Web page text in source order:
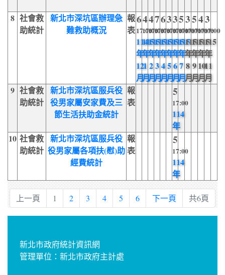
8 社會救
助統計
新北市深坑區辦理急
難救助概況
報
表
6
17:00
114
年
12
月
4
17:00
115
年
1
月
4
17:00
115
年
2
月
7
17:00
115
年
3
月
6
17:00
115
年
4
月
3
17:00
115
年
5
月
3
17:00
115
年
6
月
5
17:00
115
年
7
月
3
17:00
115
年
8
月
5
17:00
115
年
9
月
4
17:00
115
年
10
月
3
17:00
115
年
11
月
9 社會救
助統計
新北市深坑區服兵役
役男家屬安家費及三
節生活扶助金統計
報
表
5
17:00
114
年
10 社會救
助統計
新北市深坑區服兵役
役男家屬各項扶(慰)助
經費統計
報
表
5
17:00
114
年
上一頁 1 2 3 4 5 6 下一頁 共6頁
新北市政府統計資訊網
管理單位：新北市政府主計處